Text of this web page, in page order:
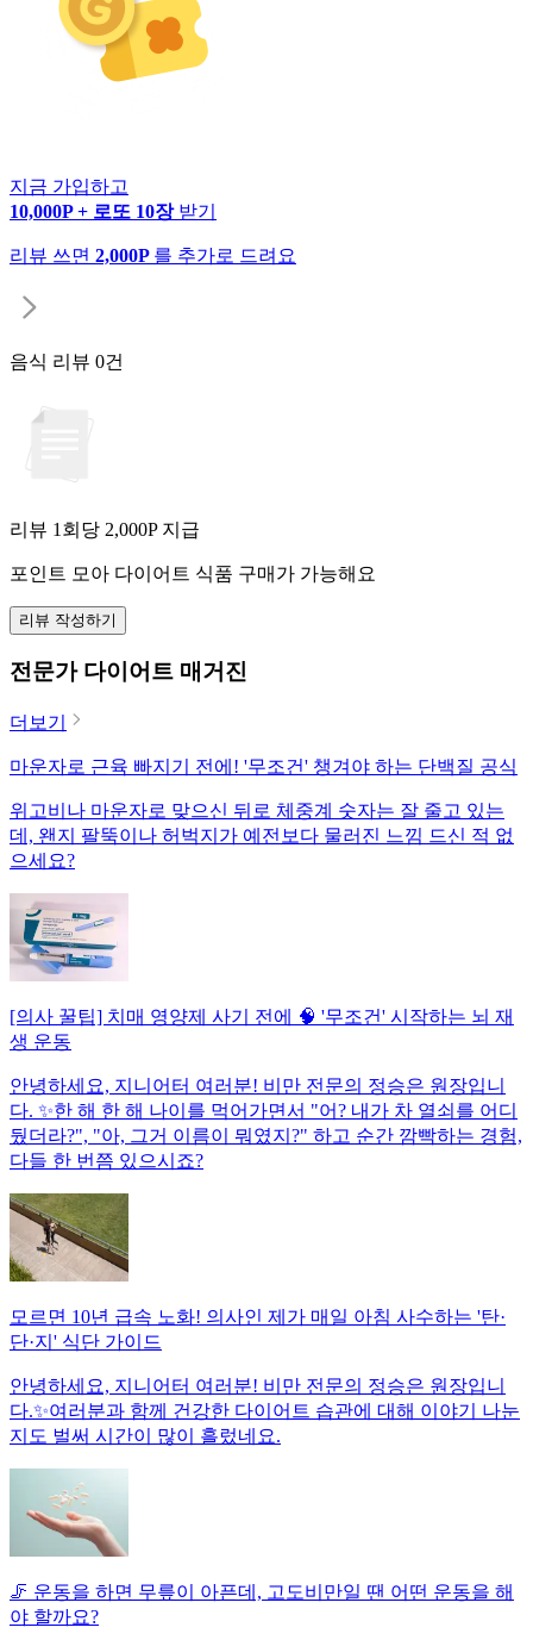
지금 가입하고
10,000P + 로또 10장 받기
리뷰 쓰면 2,000P 를 추가로 드려요
음식 리뷰 0건
리뷰 1회당 2,000P 지급
포인트 모아 다이어트 식품 구매가 가능해요
리뷰 작성하기
전문가 다이어트 매거진
더보기
마운자로 근육 빠지기 전에! '무조건' 챙겨야 하는 단백질 공식
위고비나 마운자로 맞으신 뒤로 체중계 숫자는 잘 줄고 있는
데, 왠지 팔뚝이나 허벅지가 예전보다 물러진 느낌 드신 적 없
으세요?
[의사 꿀팁] 치매 영양제 사기 전에 🧠 '무조건' 시작하는 뇌 재
생 운동
안녕하세요, 지니어터 여러분! 비만 전문의 정승은 원장입니
다. ✨한 해 한 해 나이를 먹어가면서 "어? 내가 차 열쇠를 어디
뒀더라?", "아, 그거 이름이 뭐였지?" 하고 순간 깜빡하는 경험,
다들 한 번쯤 있으시죠?
모르면 10년 급속 노화! 의사인 제가 매일 아침 사수하는 '탄·
단·지' 식단 가이드
안녕하세요, 지니어터 여러분! 비만 전문의 정승은 원장입니
다.✨여러분과 함께 건강한 다이어트 습관에 대해 이야기 나눈
지도 벌써 시간이 많이 흘렀네요.
🦵 운동을 하면 무릎이 아픈데, 고도비만일 땐 어떤 운동을 해
야 할까요?